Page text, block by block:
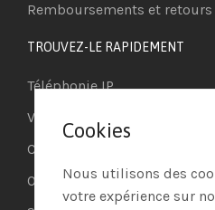
Remboursements et retours
TROUVEZ-LE RAPIDEMENT
Téléphonie IP
Visioconférence
Casques
Ordinateurs
Cookies
Nous utilisons des
votre expérience sur